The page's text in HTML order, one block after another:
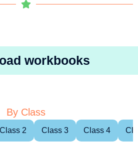
workbooks
By Class
Class 2 Class 3 Class 4